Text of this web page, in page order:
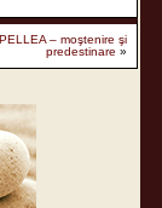
– moştenire şi
predestinare »